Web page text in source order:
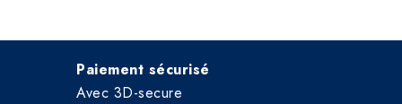
Paiement sécurisé
Avec 3D-secure